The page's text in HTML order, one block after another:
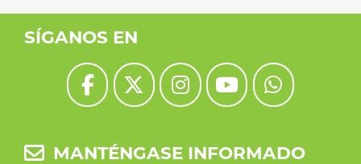
SÍGANOS EN
MANTÉNGASE INFORMADO